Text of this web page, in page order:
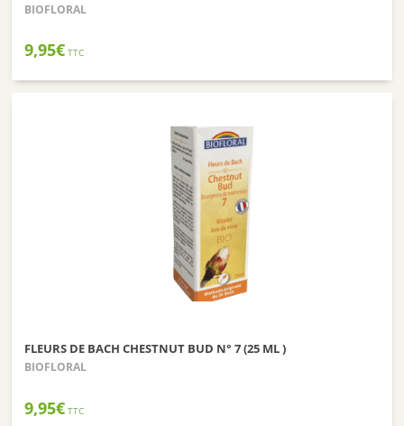
BIOFLORAL
9,95€ TTC
FLEURS DE BACH CHESTNUT BUD N° 7 (25 ML )
BIOFLORAL
9,95€ TTC